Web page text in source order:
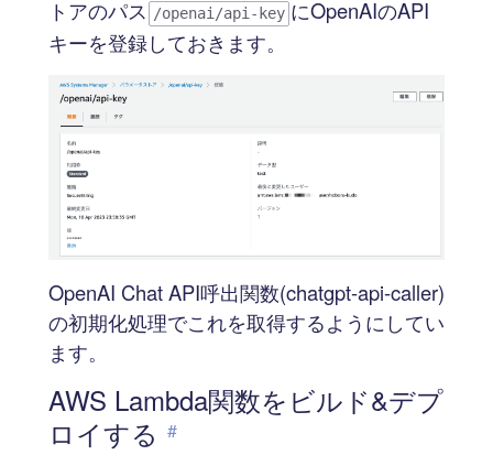
トアのパス /openai/api-key にOpenAIのAPI
キーを登録しておきます。
OpenAI Chat API呼出関数(chatgpt-api-caller)
の初期化処理でこれを取得するようにしてい
ます。
AWS Lambda関数をビルド&デプ
ロイする #